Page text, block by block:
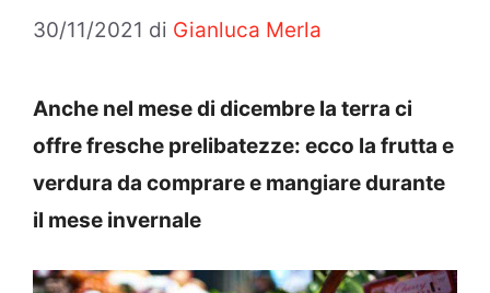
30/11/2021 di Gianluca Merla
Anche nel mese di dicembre la terra ci
offre fresche prelibatezze: ecco la frutta e
verdura da comprare e mangiare durante
il mese invernale